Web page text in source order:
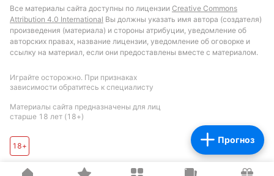
Прогноз
Все материалы сайта доступны по лицензии Creative Commons
Attribution 4.0 International Вы должны указать имя автора (создателя)
произведения (материала) и стороны атрибуции, уведомление об
авторских правах, название лицензии, уведомление об оговорке и
ссылку на материал, если они предоставлены вместе с материалом.
Играйте осторожно. При признаках
зависимости обратитесь к специалисту
Материалы сайта предназначены для лиц
старше 18 лет (18+)
18+